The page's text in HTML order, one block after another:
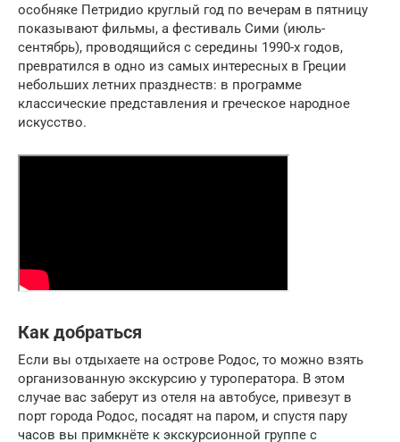
особняке Петридио круглый год по вечерам в пятницу
показывают фильмы, а фестиваль Сими (июль-
сентябрь), проводящийся с середины 1990-х годов,
превратился в одно из самых интересных в Греции
небольших летних празднеств: в программе
классические представления и греческое народное
искусство.
Как добраться
Если вы отдыхаете на острове Родос, то можно взять
организованную экскурсию у туроператора. В этом
случае вас заберут из отеля на автобусе, привезут в
порт города Родос, посадят на паром, и спустя пару
часов вы примкнёте к экскурсионной группе с